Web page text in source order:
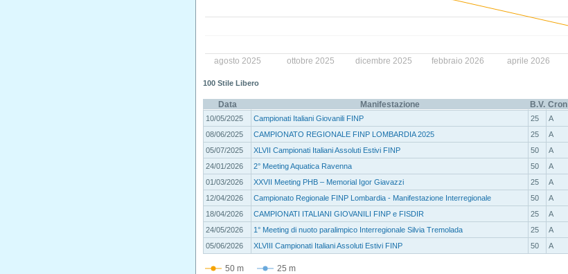
agosto 2025 ottobre 2025 dicembre 2025 febbraio 2026 aprile 2026
100 Stile Libero
Data Manifestazione B.V. Cron
10/05/2025 Campionati Italiani Giovanili FINP 25 A
08/06/2025
CAMPIONATO REGIONALE FINP LOMBARDIA 2025 25 A
05/07/2025
XLVII Campionati Italiani Assoluti Estivi FINP 50 A
24/01/2026
2° Meeting Aquatica Ravenna 50 A
01/03/2026
XXVII Meeting PHB – Memorial Igor Giavazzi 25 A
12/04/2026
Campionato Regionale FINP Lombardia - Manifestazione Interregionale 50 A
18/04/2026
CAMPIONATI ITALIANI GIOVANILI FINP e FISDIR 25 A
24/05/2026
1° Meeting di nuoto paralimpico Interregionale Silvia Tremolada 25 A
05/06/2026
XLVIII Campionati Italiani Assoluti Estivi FINP 50 A
50 m 25 m